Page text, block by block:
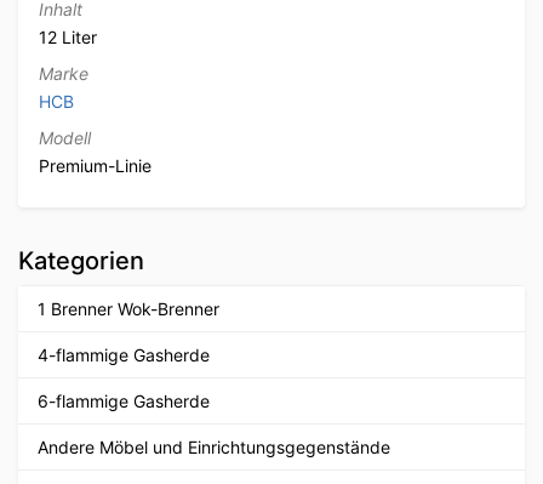
Inhalt
12 Liter
Marke
HCB
Modell
Premium-Linie
Kategorien
1 Brenner Wok-Brenner
4-flammige Gasherde
6-flammige Gasherde
Andere Möbel und Einrichtungsgegenstände